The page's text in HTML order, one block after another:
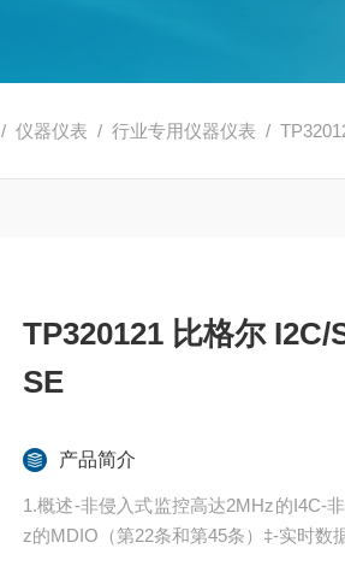
/仪器仪表 /行业专用仪器仪表 /
TP320121 比格尔
SE
产品简介
1.概述-非侵入式监控高达2MHz的I4C-
z的MDIO（第22条和第45条）‡-实时数